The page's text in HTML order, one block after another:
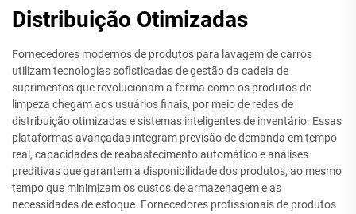
Distribuição Otimizadas
Fornecedores modernos de produtos para lavagem de carros
utilizam tecnologias sofisticadas de gestão da cadeia de
suprimentos que revolucionam a forma como os produtos de
limpeza chegam aos usuários finais, por meio de redes de
distribuição otimizadas e sistemas inteligentes de inventário. Essas
plataformas avançadas integram previsão de demanda em tempo
real, capacidades de reabastecimento automático e análises
preditivas que garantem a disponibilidade dos produtos, ao mesmo
tempo que minimizam os custos de armazenagem e as
necessidades de estoque. Fornecedores profissionais de produtos